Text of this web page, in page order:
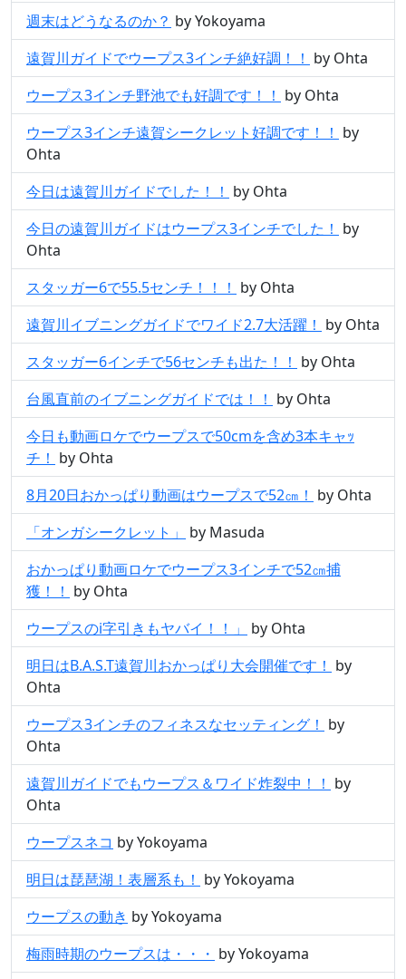
週末はどうなるのか？ by Yokoyama
遠賀川ガイドでウープス3インチ絶好調！！ by Ohta
ウープス3インチ野池でも好調です！！ by Ohta
ウープス3インチ遠賀シークレット好調です！！ by
Ohta
今日は遠賀川ガイドでした！！ by Ohta
今日の遠賀川ガイドはウープス3インチでした！ by
Ohta
スタッガー6で55.5センチ！！！ by Ohta
遠賀川イブニングガイドでワイド2.7大活躍！ by Ohta
スタッガー6インチで56センチも出た！！ by Ohta
台風直前のイブニングガイドでは！！ by Ohta
今日も動画ロケでウープスで50cmを含め3本キャｯ
チ！ by Ohta
8月20日おかっぱり動画はウープスで52㎝！ by Ohta
「オンガシークレット」
by Masuda
おかっぱり動画ロケでウープス3インチで52㎝捕
獲！！ by Ohta
ウープスのi字引きもヤバイ！！」
by Ohta
明日はB.A.S.T遠賀川おかっぱり大会開催です！ by
Ohta
ウープス3インチのフィネスなセッティング！ by
Ohta
遠賀川ガイドでもウープス＆ワイド炸裂中！！ by
Ohta
ウープスネコ by Yokoyama
明日は琵琶湖！表層系も！ by Yokoyama
ウープスの動き by Yokoyama
梅雨時期のウープスは・・・ by Yokoyama